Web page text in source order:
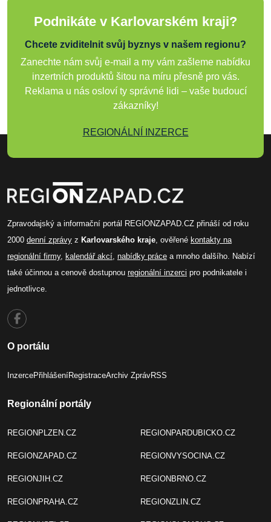
Podnikáte v Karlovarském kraji?
Chcete zviditelnit svůj byznys v našem regionu?
Zanechte nám svůj e-mail a my vám zašleme nabídku
inzertních produktů šitou na míru přesně pro vás.
Reklama u nás osloví ty správné lidi – vaše budoucí
zákazníky!
REGIONÁLNÍ INZERCE
Zpravodajský a informační portál REGIONZAPAD.CZ přináší od roku
2000 denní zprávy z Karlovarského kraje, ověřené kontakty na
regionální firmy, kalendář akcí, nabídky práce a mnoho dalšího. Nabízí
také účinnou a cenově dostupnou regionální inzerci pro podnikatele i
jednotlivce.
O portálu
InzercePřihlášeníRegistraceArchiv ZprávRSS
Regionální portály
REGIONPLZEN.CZ
REGIONZAPAD.CZ
REGIONJIH.CZ
REGIONPRAHA.CZ
REGIONPARDUBICKO.CZ
REGIONVYSOCINA.CZ
REGIONBRNO.CZ
REGIONZLIN.CZ